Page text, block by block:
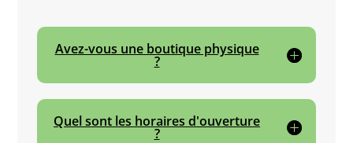
Avez-vous une boutique physique
?
Quel sont les horaires d'ouverture
?